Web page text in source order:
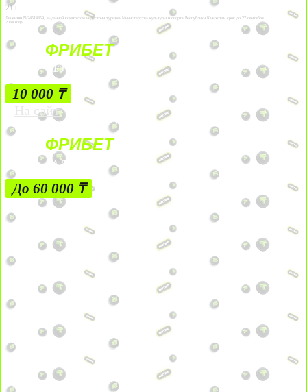
21+
Лицензии №24514359, выданной комитетом индустрии туризма Министерства культуры и спорта Республики Казахстан срок до 27 сентября
2034 года.
ФРИБЕТ
БЕЗ УСЛОВИЙ
10 000 ₸
На сайт
ФРИБЕТ
ЗА ДЕПОЗИТЫ
До 60 000 ₸